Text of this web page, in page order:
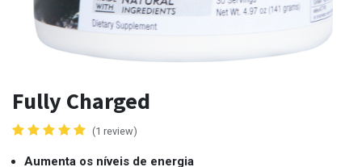
Fully Charged
(1 review)
Aumenta os níveis de energia